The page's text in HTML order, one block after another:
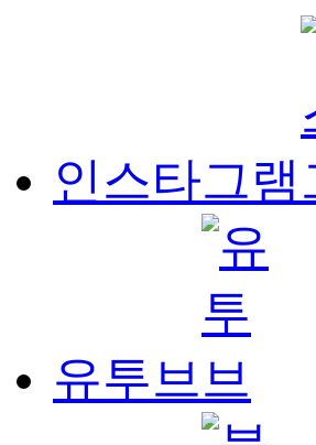
인스타그램
유투브